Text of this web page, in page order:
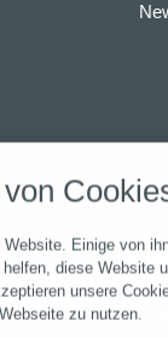
©
Einige von
diese Website
unsere
zu nutzen.
folgende